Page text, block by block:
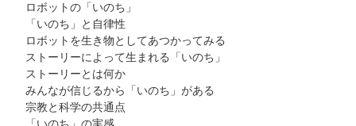
ロボットの「いのち」
「いのち」と自律性
ロボットを生き物としてあつかってみる
ストーリーによって生まれる「いのち」
ストーリーとは何か
みんなが信じるから「いのち」がある
宗教と科学の共通点